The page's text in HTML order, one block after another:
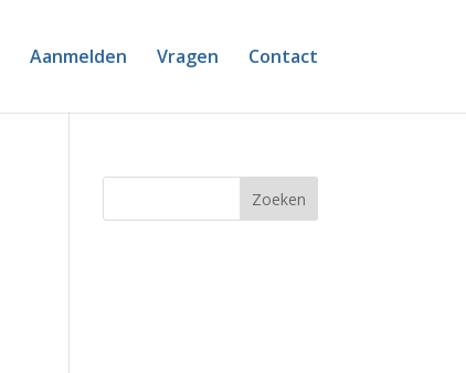
Aanmelden Vragen Contact
Zoeken